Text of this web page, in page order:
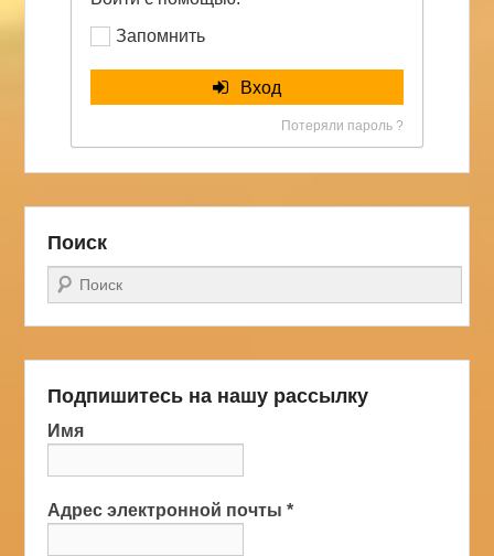
Запомнить
Вход
Потеряли пароль ?
Поиск
Поиск
Подпишитесь на нашу рассылку
Имя
Адрес электронной почты*